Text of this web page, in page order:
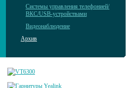
Системы управления телефонией/
ВКС/USB-устройствами
Видеонаблюдение
Архив